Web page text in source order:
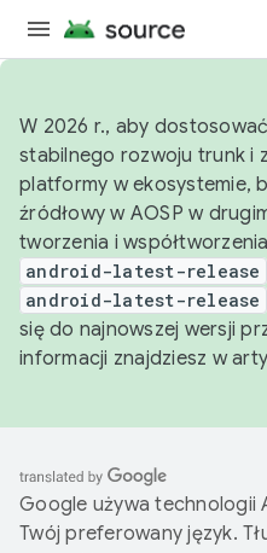
W 2026 r., aby
stabilnego rozwoju trunk i
platformy w ekosystemie,
źródłowy w AOSP w
tworzenia i
android-latest-release
android-latest-release
się do najnowszej wersji
informacji znajdziesz w
Google używa technologii
Twój preferowany język.